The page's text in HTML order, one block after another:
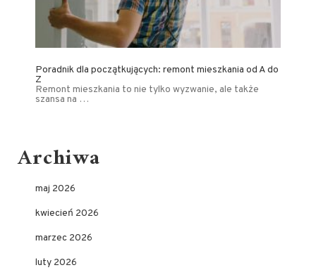
Poradnik dla początkujących: remont mieszkania od A do
Z
Remont mieszkania to nie tylko wyzwanie, ale także
szansa na …
Archiwa
maj 2026
kwiecień 2026
marzec 2026
luty 2026